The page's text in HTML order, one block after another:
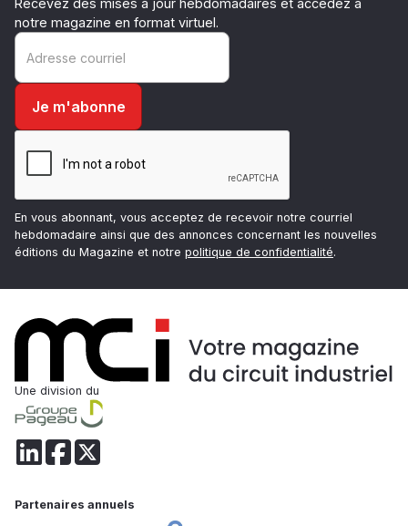
Recevez des mises à jour hebdomadaires et accédez à
notre magazine en format virtuel.
En vous abonnant, vous acceptez de recevoir notre courriel
hebdomadaire ainsi que des annonces concernant les nouvelles
éditions du Magazine et notre politique de confidentialité.
Une division du
Partenaires annuels